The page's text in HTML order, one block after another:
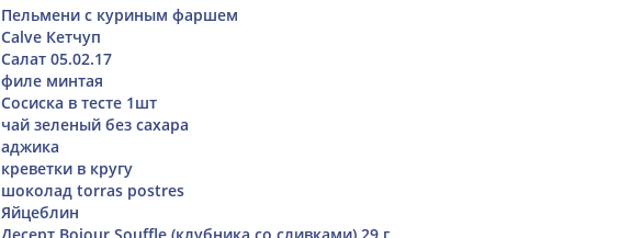
Пельмени с куриным фаршем
Calve Кетчуп
Салат 05.02.17
филе минтая
Сосиска в тесте 1шт
чай зеленый без сахара
аджика
креветки в кругу
шоколад torras postres
Яйцеблин